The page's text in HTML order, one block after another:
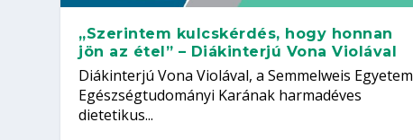
„Szerintem kulcskérdés, hogy honnan
jön az étel” – Diákinterjú Vona Violával
Diákinterjú Vona Violával, a Semmelweis Egyetem
Egészségtudományi Karának harmadéves
dietetikus...